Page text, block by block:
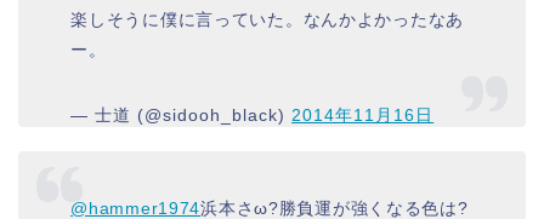
楽しそうに僕に言っていた。なんかよかったなあ
ー。
— 士道 (@sidooh_black) 2014年11月16日
@hammer1974浜本さω?勝負運が強くなる色は?